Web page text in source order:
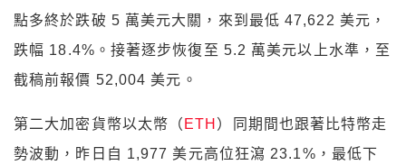
點多終於跌破 5 萬美元大關，來到最低 47,622 美元，
跌幅 18.4%。接著逐步恢復至 5.2 萬美元以上水準，至
截稿前報價 52,004 美元。
第二大加密貨幣以太幣（ ETH ）同期間也跟著比特幣走
勢波動，昨日自 1,977 美元高位狂瀉 23.1%，最低下